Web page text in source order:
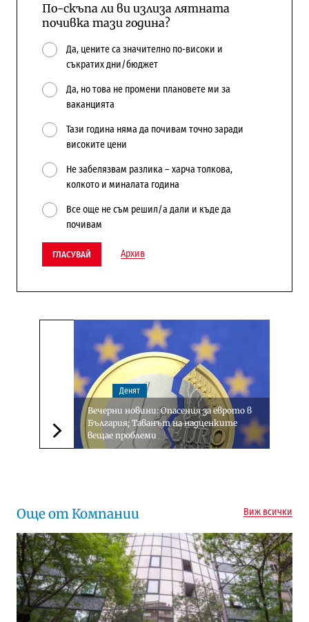
По-скъпа ли ви излиза лятната
почивка тази година?
Да, цените са значително по-високи и
съкратих дни/бюджет
Да, но това не промени плановете ми за
ваканцията
Тази година няма да почивам точно заради
високите цени
Не забелязвам разлика – харча толкова,
колкото и миналата година
Все още не съм решил/а дали и къде да
почивам
ГЛАСУВАЙ Архив
Следваща новина
Денят
Вечерни новини: Опасения за еврото в
България; Tаванът на надценките
вещае проблеми
Още от Компании Виж всички